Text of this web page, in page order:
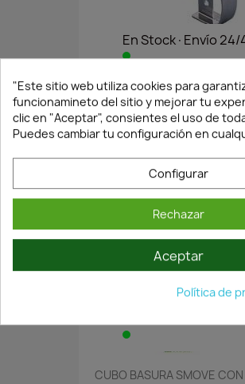
En Stock·Envío 24/
ÁNGULO DOBLE PARA
4,92 € 3,45 €
CUBO BASURA SMOVE
"Este sitio web utiliza cookies para
funcionamineto del sitio y mejorar tu
clic en "Aceptar", consientes el uso de
Puedes cambiar tu configuración en
Configurar
Rechazar
Aceptar
Política de